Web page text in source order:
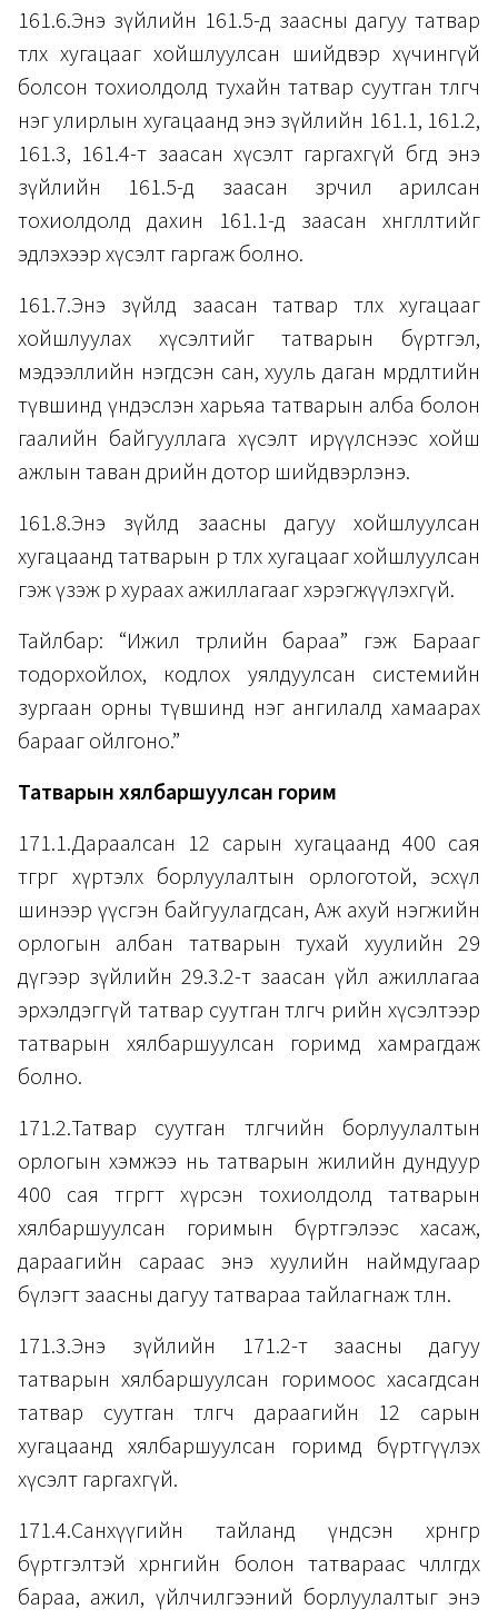
161.6.Энэ зүйлийн 161.5-д заасны дагуу татвар
төлөх хугацааг хойшлуулсан шийдвэр хүчингүй
болсон тохиолдолд тухайн татвар суутган төлөгч
нэг улирлын хугацаанд энэ зүйлийн 161.1, 161.2,
161.3, 161.4-т заасан хүсэлт гаргахгүй бөгөөд энэ
зүйлийн 161.5-д заасан зөрчил арилсан
тохиолдолд дахин 161.1-д заасан хөнгөлөлтийг
эдлэхээр хүсэлт гаргаж болно.
161.7.Энэ зүйлд заасан татвар төлөх хугацааг
хойшлуулах хүсэлтийг татварын бүртгэл,
мэдээллийн нэгдсэн сан, хууль даган мөрдөлтийн
түвшинд үндэслэн харьяа татварын алба болон
гаалийн байгууллага хүсэлт ирүүлснээс хойш
ажлын таван өдрийн дотор шийдвэрлэнэ.
161.8.Энэ зүйлд заасны дагуу хойшлуулсан
хугацаанд татварын өр төлөх хугацааг хойшлуулсан
гэж үзэж өр хураах ажиллагааг хэрэгжүүлэхгүй.
Тайлбар: “Ижил төрлийн бараа” гэж Барааг
тодорхойлох, кодлох уялдуулсан системийн
зургаан орны түвшинд нэг ангилалд хамаарах
барааг ойлгоно.”
Татварын хялбаршуулсан горим
171.1.Дараалсан 12 сарын хугацаанд 400 сая
төгрөг хүртэлх борлуулалтын орлоготой, эсхүл
шинээр үүсгэн байгуулагдсан, Аж ахуй нэгжийн
орлогын албан татварын тухай хуулийн 29
дүгээр зүйлийн 29.3.2-т заасан үйл ажиллагаа
эрхэлдэггүй татвар суутган төлөгч өөрийн хүсэлтээр
татварын хялбаршуулсан горимд хамрагдаж
болно.
171.2.Татвар суутган төлөгчийн борлуулалтын
орлогын хэмжээ нь татварын жилийн дундуур
400 сая төгрөгт хүрсэн тохиолдолд татварын
хялбаршуулсан горимын бүртгэлээс хасаж,
дараагийн сараас энэ хуулийн наймдугаар
бүлэгт заасны дагуу татвараа тайлагнаж төлнө.
171.3.Энэ зүйлийн 171.2-т заасны дагуу
татварын хялбаршуулсан горимоос хасагдсан
татвар суутган төлөгч дараагийн 12 сарын
хугацаанд хялбаршуулсан горимд бүртгүүлэх
хүсэлт гаргахгүй.
171.4.Санхүүгийн тайланд үндсэн хөрөнгөөр
бүртгэлтэй хөрөнгийн болон татвараас чөлөөлөгдөх
бараа, ажил, үйлчилгээний борлуулалтыг энэ